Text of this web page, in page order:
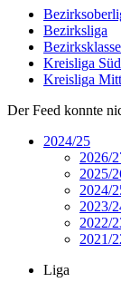
Bezirksliga
Kreisliga Süd
Kreisliga
Der Feed konnte
2024/25
2026/
2025/
2024/
2023/
2022/
2021/
Liga